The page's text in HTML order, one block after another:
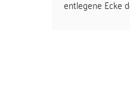
entlegene Ecke